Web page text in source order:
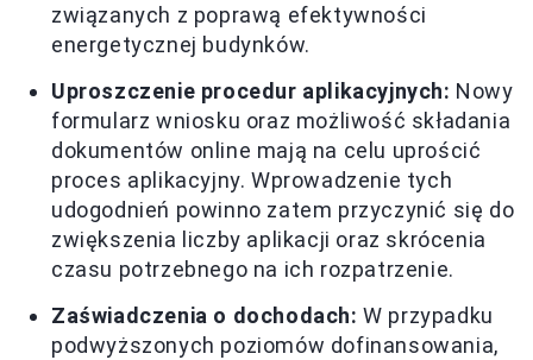
związanych z poprawą efektywności
energetycznej budynków.
Uproszczenie procedur aplikacyjnych: Nowy
formularz wniosku oraz możliwość składania
dokumentów online mają na celu uprościć
proces aplikacyjny. Wprowadzenie tych
udogodnień powinno zatem przyczynić się do
zwiększenia liczby aplikacji oraz skrócenia
czasu potrzebnego na ich rozpatrzenie.
Zaświadczenia o dochodach: W przypadku
podwyższonych poziomów dofinansowania,